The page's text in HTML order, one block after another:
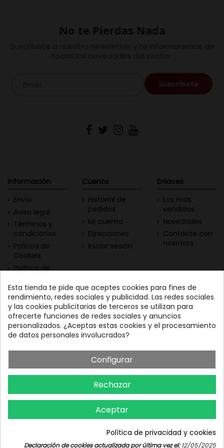
No te Pierdas Nada
Información
Envío
Aviso legal
Términos y
condiciones
Política de
Cookies
Política de
Cuenta
Historial de
pedidos
Mi cuenta
Direcciones
Iniciar sesión
Enlaces
Los más
vendidos
Novedades
Contacte con
nosotros
Contacta con nosotros
Nuestras Vinotecas:
Vinofilos Triana: Viera y
Clavijo, 23 - Gran Canaria
Vinófilos Santa Cruz: Adán
Martín Menis, 5 - Tenerife
Descarga nuestra App
Todo el vino a tu
alcance
Iniciar chat
Esta tienda te pide que aceptes cookies para fines de
rendimiento, redes sociales y publicidad. Las redes sociales
y las cookies publicitarias de terceros se utilizan para
ofrecerte funciones de redes sociales y anuncios
personalizados. ¿Aceptas estas cookies y el procesamiento
de datos personales involucrados?
Configurar
Rechazar
Aceptar
Política de privacidad y cookies
Declaración de cookies actualizada por última vez el:12/05/2025